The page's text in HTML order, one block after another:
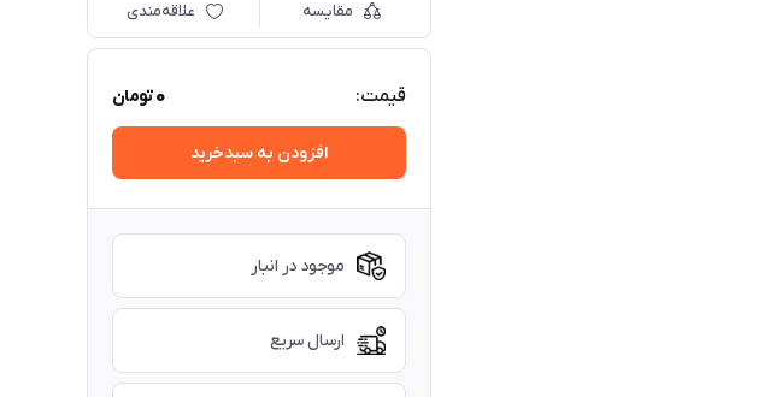
مقایسه علاقه‌مندی
قیمت: 0تومان
افزودن به سبدخرید
موجود در انبار
ارسال سریع